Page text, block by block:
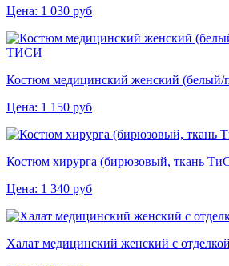
Цена: 1 030 руб
Костюм медицинский женский (белый/
Цена: 1 150 руб
Костюм хирурга (бирюзовый, ткань
Цена: 1 340 руб
Халат медицинский женский с